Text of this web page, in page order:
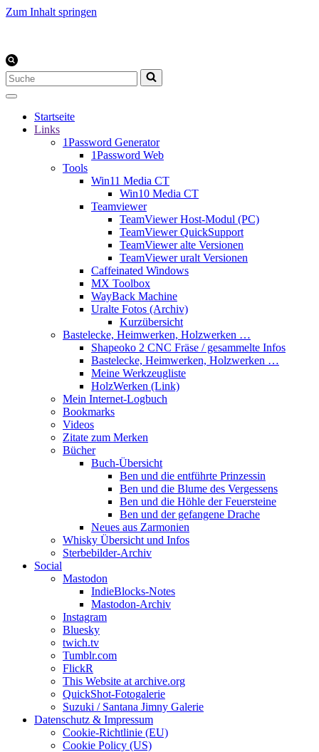
Zum Inhalt springen
Suchen
nach …
Startseite
Links
1Password Generator
1Password Web
Tools
Win11 Media CT
Win10 Media CT
Teamviewer
TeamViewer Host-Modul (PC)
TeamViewer QuickSupport
TeamViewer alte Versionen
TeamViewer uralt Versionen
Caffeinated Windows
MX Toolbox
WayBack Machine
Uralte Fotos (Archiv)
Kurzübersicht
Bastelecke, Heimwerken, Holzwerken …
Shapeoko 2 CNC Fräse / gesammelte Infos
Bastelecke, Heimwerken, Holzwerken …
Meine Werkzeugliste
HolzWerken (Link)
Mein Internet-Logbuch
Bookmarks
Videos
Zitate zum Merken
Bücher
Buch-Übersicht
Ben und die entführte Prinzessin
Ben und die Blume des Vergessens
Ben und die Höhle der Feuersteine
Ben und der gefangene Drache
Neues aus Zarmonien
Whisky Übersicht und Infos
Sterbebilder-Archiv
Social
Mastodon
IndieBlocks-Notes
Mastodon-Archiv
Instagram
Bluesky
twich.tv
Tumblr.com
FlickR
This Website at archive.org
QuickShot-Fotogalerie
Suzuki / Santana Jimny Galerie
Datenschutz & Impressum
Cookie-Richtlinie (EU)
Cookie Policy (US)